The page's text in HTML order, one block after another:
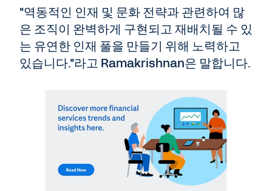
"역동적인 인재 및 문화 전략과 관련하여 많
은 조직이 완벽하게 구현되고 재배치될 수 있
는 유연한 인재 풀을 만들기 위해 노력하고
있습니다."라고 Ramakrishnan은 말합니다.